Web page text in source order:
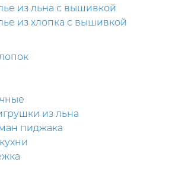
из льна с вышивкой
из хлопка с вышивкой
из льна
пиджака